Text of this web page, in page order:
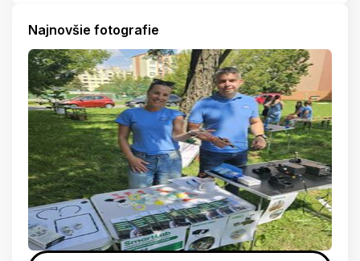
Najnovšie fotografie